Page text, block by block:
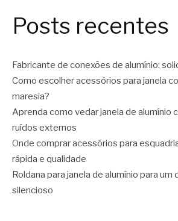
Posts recentes
Fabricante de conexões de alumínio:
Como escolher acessórios para janela
maresia?
Aprenda como vedar janela de alumínio
ruídos externos
Onde comprar acessórios para
rápida e qualidade
Roldana para janela de alumínio para um
silencioso